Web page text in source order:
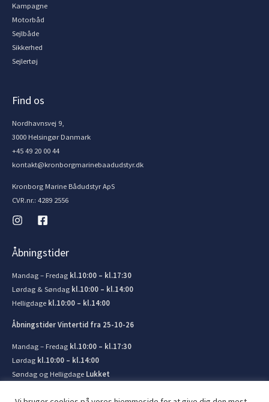
Kampagne
Motorbåd
Sejlbåde
Sikkerhed
Sejlertøj
Find os
Nordhavnsvej 9,
3000 Helsingør Danmark
+45 49 20 00 44
kontakt@kronborgmarinebaadudstyr.dk
Kronborg Marine Bådudstyr ApS
CVR.nr.: 4289 2556
Åbningstider
Mandag – Fredag kl.10:00 – kl.17:30
Lørdag & Søndag kl.10:00 – kl.14:00
Helligdage kl.10:00 – kl.14:00
Åbningstider Vintertid fra 25-10-26
Mandag – Fredag kl.10:00 – kl.17:30
Lørdag kl.10:00 – kl.14:00
Søndag og Helligdage Lukket